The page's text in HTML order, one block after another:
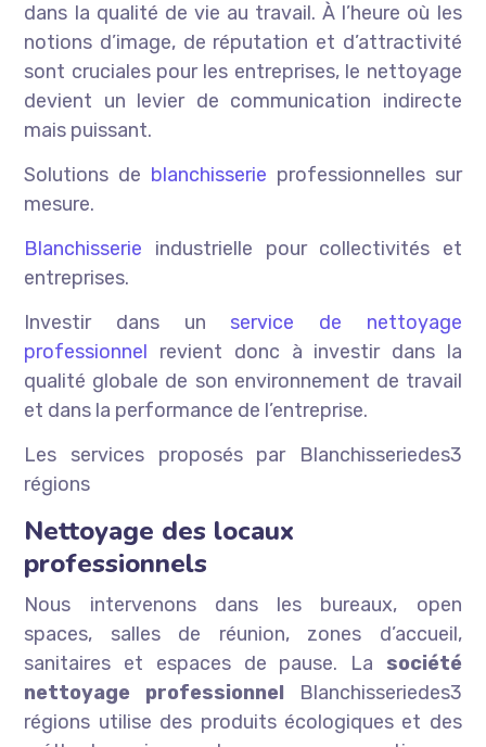
dans la qualité de vie au travail. À l’heure où les
notions d’image, de réputation et d’attractivité
sont cruciales pour les entreprises, le nettoyage
devient un levier de communication indirecte
mais puissant.
Solutions de blanchisserie professionnelles sur
mesure.
Blanchisserie industrielle pour collectivités et
entreprises.
Investir dans un service de nettoyage
professionnel revient donc à investir dans la
qualité globale de son environnement de travail
et dans la performance de l’entreprise.
Les services proposés par Blanchisseriedes3
régions
Nettoyage des locaux
professionnels
Nous intervenons dans les bureaux, open
spaces, salles de réunion, zones d’accueil,
sanitaires et espaces de pause. La société
nettoyage professionnel Blanchisseriedes3
régions utilise des produits écologiques et des